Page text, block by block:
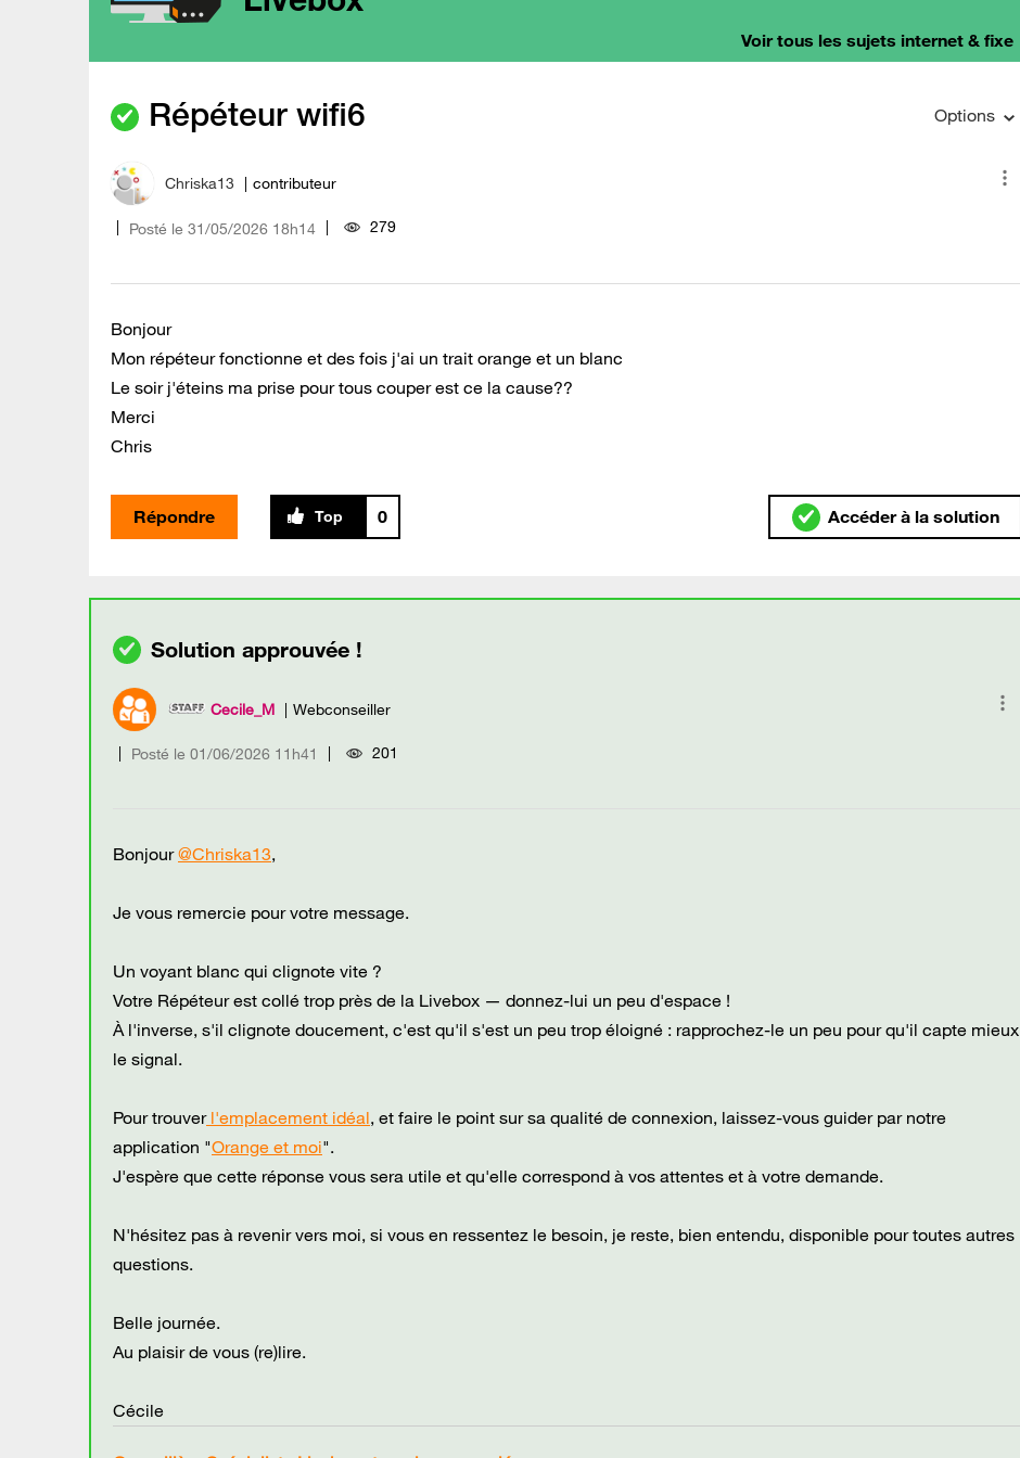
Voir tous les sujets internet & fixe
Répéteur wifi6 Options
Chriska13 contributeur
Posté le ‎31/05/2026 18h14 279
Bonjour
Mon répéteur fonctionne et des fois j'ai un trait orange et un blanc
Le soir j'éteins ma prise pour tous couper est ce la cause??
Merci
Chris
Répondre 0 Accéder à la solution
Cecile_M Webconseiller
Posté le ‎01/06/2026 11h41 201
Bonjour@Chriska13,
Je vous remercie pour votre message.
Un voyant blanc qui clignote vite ?
Votre Répéteur est collé trop près de la Livebox — donnez-lui un peu d'espace !
À l'inverse, s'il clignote doucement, c'est qu'il s'est un peu trop éloigné : rapprochez-le un peu pour qu'il capte mieux
le signal.
Pour trouverl'emplacement idéal, et faire le point sur sa qualité de connexion, laissez-vous guider par notre
application "Orange et moi".
J'espère que cette réponse vous sera utile et qu'elle correspond à vos attentes et à votre demande.
N'hésitez pas à revenir vers moi, si vous en ressentez le besoin, je reste, bien entendu, disponible pour toutes autres
questions.
Belle journée.
Au plaisir de vous (re)lire.
Cécile